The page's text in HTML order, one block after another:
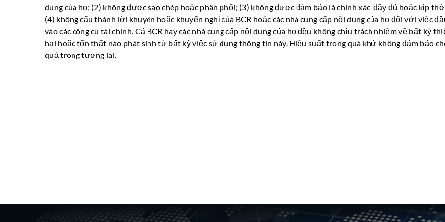
dung của họ; (2) không được sao chép hoặc phân phối; (3) không được đảm bảo là chính xác, đầy đủ hoặc kịp
(4) không cấu thành lời khuyên hoặc khuyến nghị của BCR hoặc các nhà cung cấp nội dung của họ đối với việc
vào các công cụ tài chính. Cả BCR hay các nhà cung cấp nội dung của họ đều không chịu trách nhiệm về bất kỳ
hại hoặc tổn thất nào phát sinh từ bất kỳ việc sử dụng thông tin này. Hiệu suất trong quá khứ không đảm bảo
quả trong tương lai.